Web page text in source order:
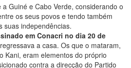
Guiné e Cabo Verde, considerando o
os seus povos e tendo também
suas independências.
em Conacri no dia 20 de
a casa. Os que o mataram,
Kani, eram elementos do próprio
contra a direcção do Partido